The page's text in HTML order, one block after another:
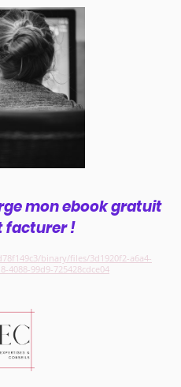
mon ebook gratuit
facturer !
binary/files/3d1920f2-a6a4-
4088-99d9-725428cdce04